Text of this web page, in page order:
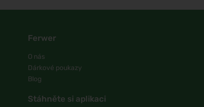
Ferwer
O nás
Dárkové poukazy
Blog
Stáhněte si aplikaci